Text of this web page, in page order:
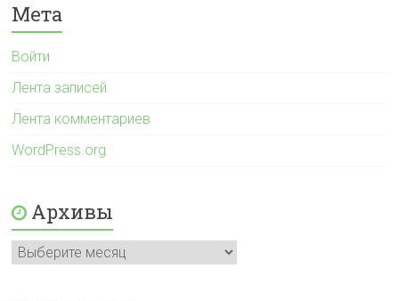
Мета
Войти
Лента записей
Лента комментариев
WordPress.org
Архивы
Архивы